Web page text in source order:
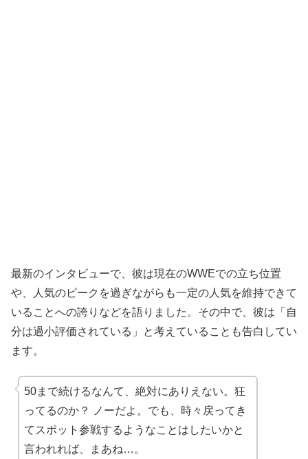
最新のインタビューで、彼は現在のWWEでの立ち位置
や、人気のピークを過ぎながらも一定の人気を維持できて
いることへの誇りなどを語りました。その中で、彼は「自
分は過小評価されている」と考えていることも告白してい
ます。
50まで続けるなんて、絶対にありえない。狂
ってるのか？ ノーだよ。でも、時々戻ってき
てスポット参戦するようなことはしたいかと
言われれば、まあね…。